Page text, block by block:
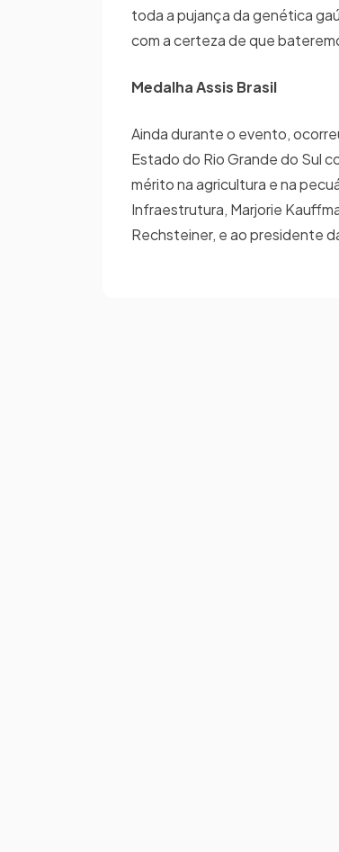
toda a pujança da genética
com a certeza de que
Medalha Assis Brasil
Ainda durante o evento,
Estado do Rio Grande do Sul
mérito na agricultura e na
Infraestrutura, Marjorie
Rechsteiner, e ao presidente